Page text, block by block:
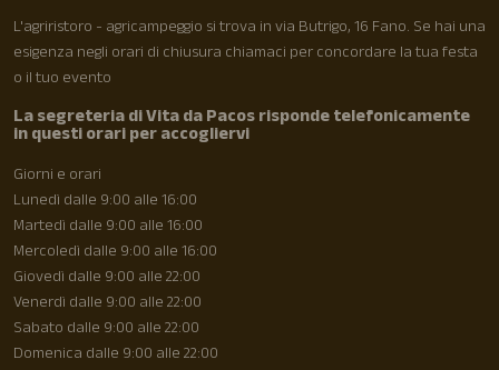
L'agriristoro - agricampeggio si trova in via Butrigo, 16 Fano. Se hai una
esigenza negli orari di chiusura chiamaci per concordare la tua festa
o il tuo evento
La segreteria di Vita da Pacos risponde telefonicamente
in questi orari per accogliervi
Giorni e orari
Lunedì dalle 9:00 alle 16:00
Martedì dalle 9:00 alle 16:00
Mercoledì dalle 9:00 alle 16:00
Giovedì dalle 9:00 alle 22:00
Venerdì dalle 9:00 alle 22:00
Sabato dalle 9:00 alle 22:00
Domenica dalle 9:00 alle 22:00